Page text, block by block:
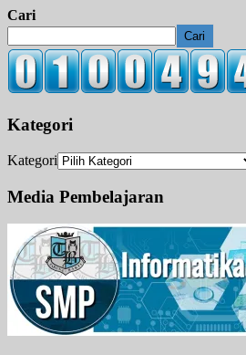
Cari
Cari
Kategori
Kategori
Media Pembelajaran